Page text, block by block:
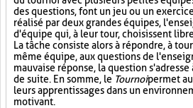
des questions, font un jeu ou un
réalisé par deux grandes équipes,
d'équipe qui, à leur tour, choisissent
La tâche consiste alors à répondre, à
même équipe, aux questions de
mauvaise réponse, la question
de suite. En somme, le Tournoipermet
leurs apprentissages dans un
motivant.